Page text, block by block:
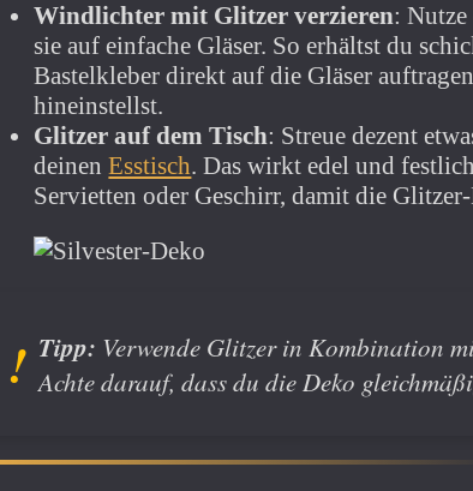
Windlichter mit Glitzer verzieren:
sie auf einfache Gläser. So erhältst du
Bastelkleber direkt auf die Gläser
hineinstellst.
Glitzer auf dem Tisch: Streue dezent
deinenEsstisch. Das wirkt edel und
Servietten oder Geschirr, damit die
Tipp: Verwende Glitzer in Kombination
Achte darauf, dass du die Deko